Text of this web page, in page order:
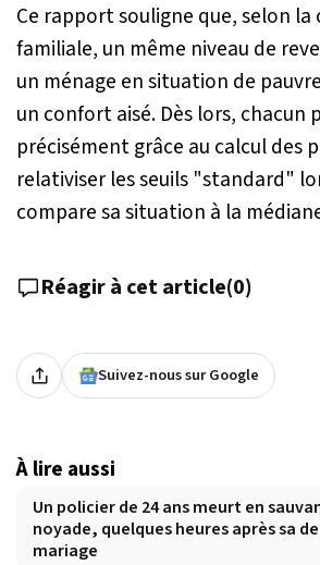
Ce rapport souligne que, selon
familiale, un même niveau de
un ménage en situation de
un confort aisé. Dès lors, chacun
précisément grâce au calcul des
relativiser les seuils "standard"
compare sa situation à la
Réagir à cet article(0)
Suivez-nous sur Google
À lire aussi
Un policier de 24 ans meurt en
noyade, quelques heures après sa
mariage